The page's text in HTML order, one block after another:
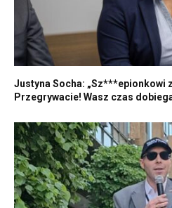
Justyna Socha: „Sz***epionkowi
Przegrywacie! Wasz czas